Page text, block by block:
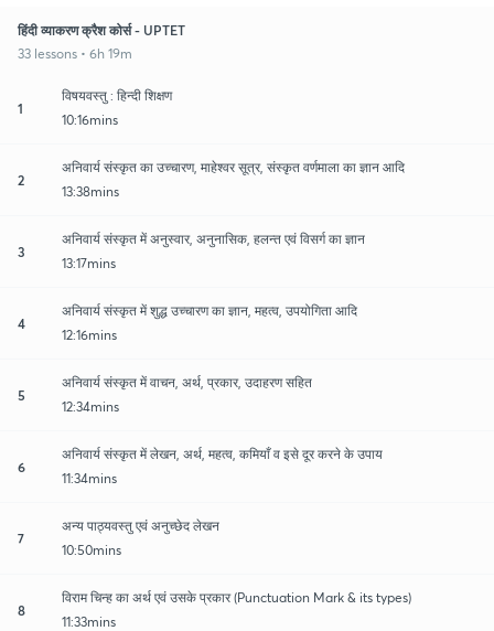
हिंदी व्याकरण क्रैश कोर्स - UPTET
33 lessons • 6h 19m
1
विषयवस्तु : हिन्दी शिक्षण
10:16mins
2
अनिवार्य संस्कृत का उच्चारण, माहेश्वर सूत्र, संस्कृत वर्णमाला का ज्ञान आदि
13:38mins
3
अनिवार्य संस्कृत में अनुस्वार, अनुनासिक, हलन्त एवं विसर्ग का ज्ञान
13:17mins
4
अनिवार्य संस्कृत में शुद्ध उच्चारण का ज्ञान, महत्व, उपयोगिता आदि
12:16mins
5
अनिवार्य संस्कृत में वाचन, अर्थ, प्रकार, उदाहरण सहित
12:34mins
6
अनिवार्य संस्कृत में लेखन, अर्थ, महत्व, कमियाँ व इसे दूर करने के उपाय
11:34mins
7
अन्य पाठ्यवस्तु एवं अनुच्छेद लेखन
10:50mins
8
विराम चिन्ह का अर्थ एवं उसके प्रकार (Punctuation Mark & its types)
11:33mins